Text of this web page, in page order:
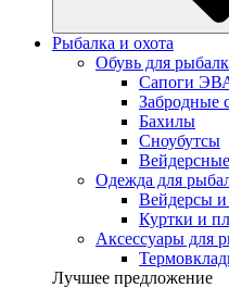
Рыбалка и охота
Обувь для
Сапоги
Забродные
Бахилы
Сноубутсы
Одежда для
Вейдерсы
Куртки и
Аксессуары для
Лучшее предложение